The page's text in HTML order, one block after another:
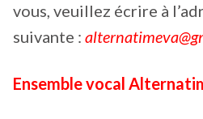
vous, veuillez écrire à
suivante :
Ensemble vocal